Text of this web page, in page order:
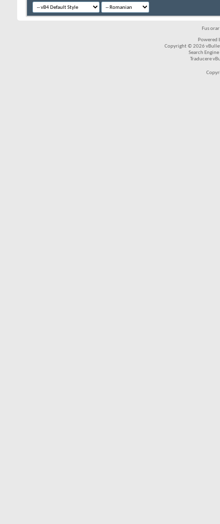
Fus
Powered
Copyright © 2026
Search
Traducere